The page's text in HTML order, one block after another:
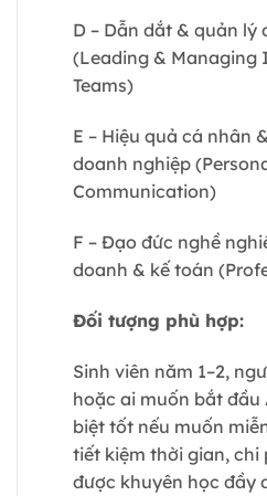
D – Dẫn dắt & quản lý
(Leading & Managing
Teams)
E – Hiệu quả cá nhân
doanh nghiệp
Communication)
F – Đạo đức nghề
doanh & kế toán
Đối tượng phù hợp:
Sinh viên năm 1–2,
hoặc ai muốn bắt đầu
biệt tốt nếu muốn
tiết kiệm thời gian, chi
được khuyên học đầy